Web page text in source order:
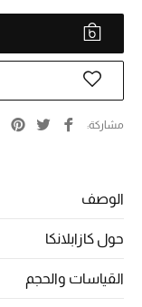
النساء
الحقائب النسائية
أحذية النسائية
الجمال
الأطفال
مشاركة
الوصف
حول كازابلانكا
القياسات والحجم